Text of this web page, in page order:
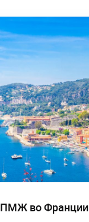
ПМЖ во Франции